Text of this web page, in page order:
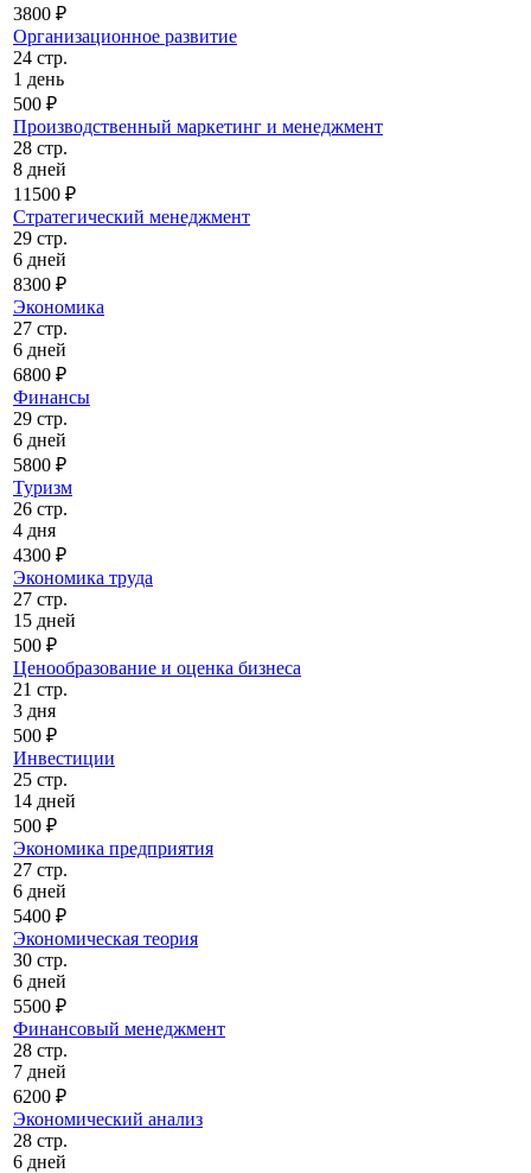
3800 ₽
Организационное развитие
24 стр.
1 день
500 ₽
Производственный маркетинг и менеджмент
28 стр.
8 дней
11500 ₽
Стратегический менеджмент
29 стр.
6 дней
8300 ₽
Экономика
27 стр.
6 дней
6800 ₽
Финансы
29 стр.
6 дней
5800 ₽
Туризм
26 стр.
4 дня
4300 ₽
Экономика труда
27 стр.
15 дней
500 ₽
Ценообразование и оценка бизнеса
21 стр.
3 дня
500 ₽
Инвестиции
25 стр.
14 дней
500 ₽
Экономика предприятия
27 стр.
6 дней
5400 ₽
Экономическая теория
30 стр.
6 дней
5500 ₽
Финансовый менеджмент
28 стр.
7 дней
6200 ₽
Экономический анализ
28 стр.
6 дней